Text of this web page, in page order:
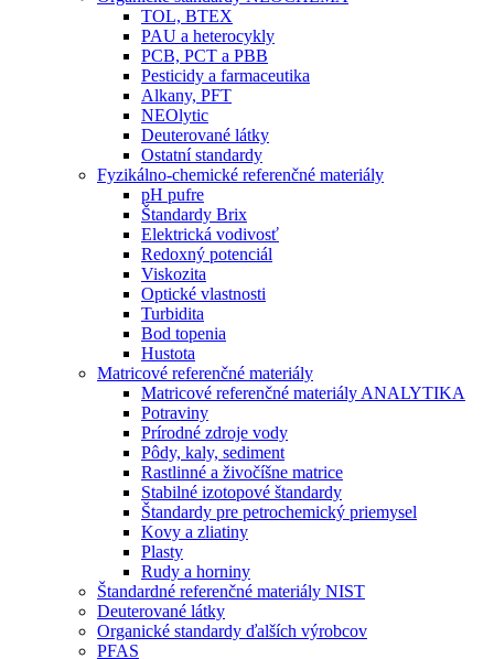
TOL, BTEX
PAU a heterocykly
PCB, PCT a PBB
Pesticidy a farmaceutika
Alkany, PFT
NEOlytic
Deuterované látky
Ostatní standardy
Fyzikálno-chemické referenčné materiály
pH pufre
Štandardy Brix
Elektrická vodivosť
Redoxný potenciál
Viskozita
Optické vlastnosti
Turbidita
Bod topenia
Hustota
Matricové referenčné materiály
Matricové referenčné materiály ANALYTIKA
Potraviny
Prírodné zdroje vody
Pôdy, kaly, sediment
Rastlinné a živočíšne matrice
Stabilné izotopové štandardy
Štandardy pre petrochemický priemysel
Kovy a zliatiny
Plasty
Rudy a horniny
Štandardné referenčné materiály NIST
Deuterované látky
Organické standardy ďalších výrobcov
PFAS